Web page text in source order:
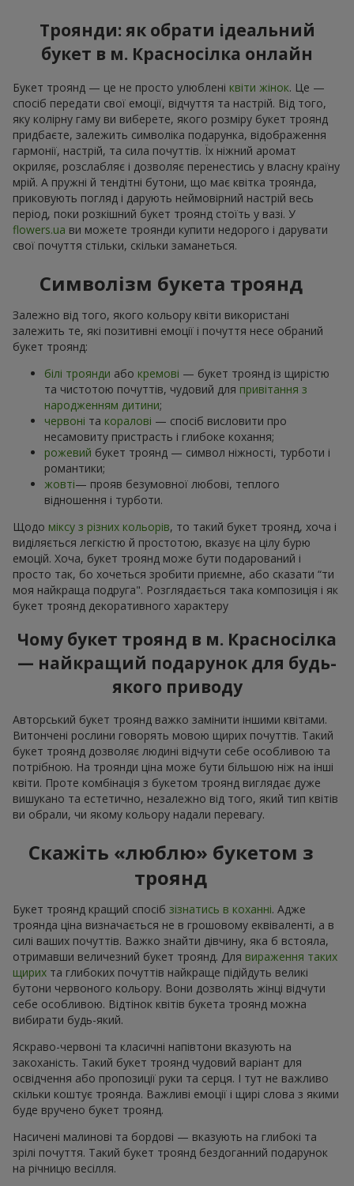
Троянди: як обрати ідеальний
букет в м. Красносілка онлайн
Букет троянд — це не просто улюблені квіти жінок. Це —
спосіб передати свої емоції, відчуття та настрій. Від того,
яку колірну гаму ви виберете, якого розміру букет троянд
придбаєте, залежить символіка подарунка, відображення
гармонії, настрій, та сила почуттів. Їх ніжний аромат
окриляє, розслабляє і дозволяє перенестись у власну країну
мрій. А пружні й тендітні бутони, що має квітка троянда,
приковують погляд і дарують неймовірний настрій весь
період, поки розкішний букет троянд стоїть у вазі. У
flowers.ua ви можете троянди купити недорого і дарувати
свої почуття стільки, скільки заманеться.
Символізм букета троянд
Залежно від того, якого кольору квіти використані
залежить те, які позитивні емоції і почуття несе обраний
букет троянд:
білі троянди або кремові — букет троянд із щирістю
та чистотою почуттів, чудовий для привітання з
народженням дитини;
червоні та коралові — спосіб висловити про
несамовиту пристрасть і глибоке кохання;
рожевий букет троянд — символ ніжності, турботи і
романтики;
жовті— прояв безумовної любові, теплого
відношення і турботи.
Щодо міксу з різних кольорів, то такий букет троянд, хоча і
виділяється легкістю й простотою, вказує на цілу бурю
емоцій. Хоча, букет троянд може бути подарований і
просто так, бо хочеться зробити приємне, або сказати “ти
моя найкраща подруга". Розглядається така композиція і як
букет троянд декоративного характеру
Чому букет троянд в м. Красносілка
— найкращий подарунок для будь-
якого приводу
Авторський букет троянд важко замінити іншими квітами.
Витончені рослини говорять мовою щирих почуттів. Такий
букет троянд дозволяє людині відчути себе особливою та
потрібною. На троянди ціна може бути більшою ніж на інші
квіти. Проте комбінація з букетом троянд виглядає дуже
вишукано та естетично, незалежно від того, який тип квітів
ви обрали, чи якому кольору надали перевагу.
Скажіть «люблю» букетом з
троянд
Букет троянд кращий спосіб зізнатись в коханні. Адже
троянда ціна визначається не в грошовому еквіваленті, а в
силі ваших почуттів. Важко знайти дівчину, яка б встояла,
отримавши величезний букет троянд. Для вираження таких
щирих та глибоких почуттів найкраще підійдуть великі
бутони червоного кольору. Вони дозволять жінці відчути
себе особливою. Відтінок квітів букета троянд можна
вибирати будь-який.
Яскраво-червоні та класичні напівтони вказують на
закоханість. Такий букет троянд чудовий варіант для
освідчення або пропозиції руки та серця. І тут не важливо
скільки коштує троянда. Важливі емоції і щирі слова з якими
буде вручено букет троянд.
Насичені малинові та бордові — вказують на глибокі та
зрілі почуття. Такий букет троянд бездоганний подарунок
на річницю весілля.